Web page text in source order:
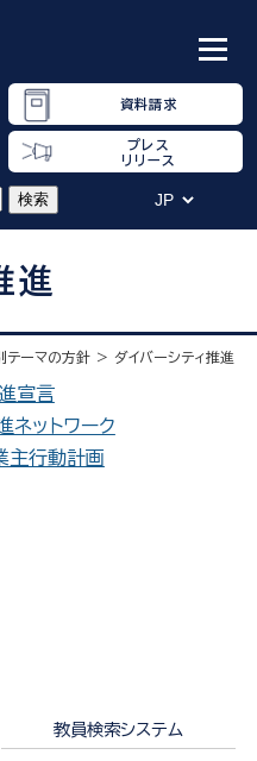
資料請求
プレス
リリース
進
テーマの方針 ダイバーシティ推進
宣言
ットワーク
主行動計画
教員検索システム